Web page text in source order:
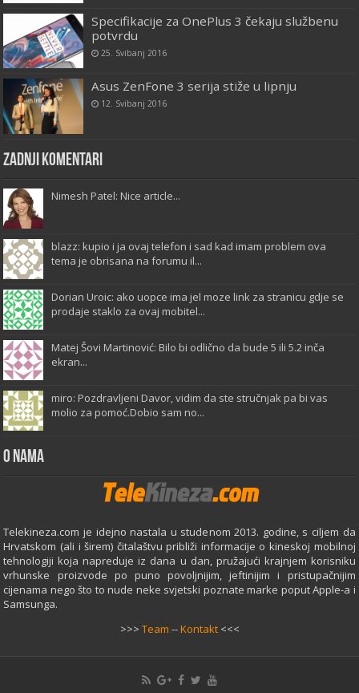
Specifikacije za OnePlus 3 čekaju službenu
potvrdu
25. Svibanj 2016
Asus ZenFone 3 serija stiže u lipnju
12. Svibanj 2016
Zadnji komentari
Nimesh Patel: Nice article...
blazz: kupio i ja ovaj telefon i sad kad imam problem ova
tema je obrisana na forumu il...
Dorian Uroic: ako uopce ima jel moze link za stranicu gdje se
prodaje staklo za ovaj mobitel...
Matej Šovi Martinović: Bilo bi odlično da bude 5 ili 5.2 inča
ekran...
miro: Pozdravljeni Davor, vidim da ste stručnjak pa bi vas
molio za pomoć.Dobio sam no...
O Nama
Telekineza.com je idejno nastala u studenom 2013. godine, s ciljem da
Hrvatskom (ali i širem) čitalaštvu približi informacije o kineskoj mobilnoj
tehnologiji koja napreduje iz dana u dan, pružajući krajnjem korisniku
vrhunske proizvode po puno povoljnijim, jeftinijim i pristupačnijim
cijenama nego što to nude neke svjetski poznate marke poput Apple-a i
Samsunga.
>>> Team --Kontakt<<<